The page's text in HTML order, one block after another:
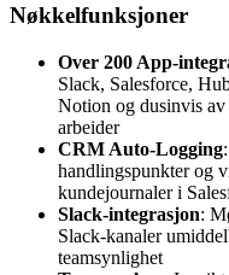
Nøkkelfunksjoner
Over 200 App-
Slack, Salesforce,
Notion og dusinvis av
arbeider
CRM Auto-Logging
handlingspunkter og
kundejournaler i
Slack-integrasjon:
Slack-kanaler
teamsynlighet